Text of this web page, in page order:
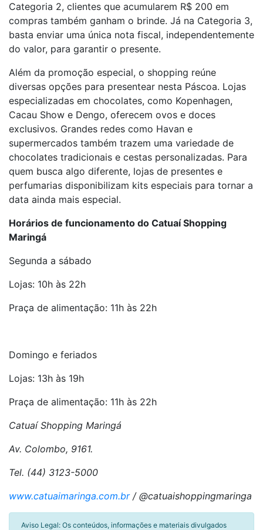
Categoria 2, clientes que acumularem R$ 200 em
compras também ganham o brinde. Já na Categoria 3,
basta enviar uma única nota fiscal, independentemente
do valor, para garantir o presente.
Além da promoção especial, o shopping reúne
diversas opções para presentear nesta Páscoa. Lojas
especializadas em chocolates, como Kopenhagen,
Cacau Show e Dengo, oferecem ovos e doces
exclusivos. Grandes redes como Havan e
supermercados também trazem uma variedade de
chocolates tradicionais e cestas personalizadas. Para
quem busca algo diferente, lojas de presentes e
perfumarias disponibilizam kits especiais para tornar a
data ainda mais especial.
Horários de funcionamento do Catuaí Shopping
Maringá
Segunda a sábado
Lojas: 10h às 22h
Praça de alimentação: 11h às 22h
Domingo e feriados
Lojas: 13h às 19h
Praça de alimentação: 11h às 22h
Catuaí Shopping Maringá
Av. Colombo, 9161.
Tel. (44) 3123-5000
www.catuaimaringa.com.br/ @catuaishoppingmaringa
Aviso Legal: Os conteúdos, informações e materiais divulgados